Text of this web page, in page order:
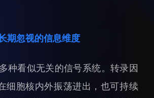
科学普及
先进视界
期忽视的信息维度
种看似无关的信号系统。转录因
细胞核内外振荡进出，也可持续